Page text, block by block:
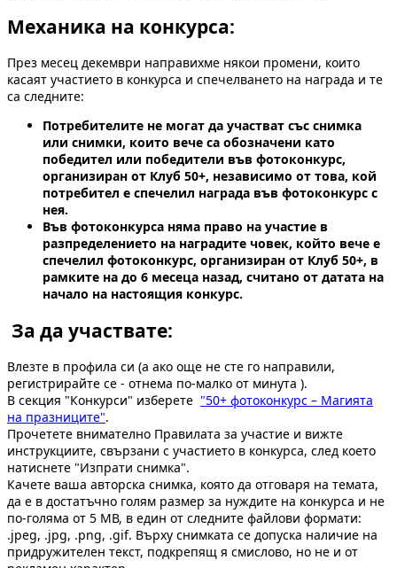
Механика на конкурса:
През месец декември направихме някои промени, които
касаят участието в конкурса и спечелването на награда и те
са следните:
Потребителите не могат да участват със снимка
или снимки, които вече са обозначени като
победител или победители във фотоконкурс,
организиран от Клуб 50+, независимо от това, кой
потребител е спечелил награда във фотоконкурс с
нея.
Във фотоконкурса няма право на участие в
разпределението на наградите човек, който вече е
спечелил фотоконкурс, организиран от Клуб 50+, в
рамките на до 6 месеца назад, считано от датата на
начало на настоящия конкурс.
За да участвате:
Влезте в профила си (а ако още не сте го направили,
регистрирайте се - отнема по-малко от минута ).
В секция "Конкурси" изберете "50+ фотоконкурс – Магията
на празниците".
Прочетете внимателно Правилата за участие и вижте
инструкциите, свързани с участието в конкурса, след което
натиснете "Изпрати снимка".
Качете ваша авторска снимка, която да отговаря на темата,
да е в достатъчно голям размер за нуждите на конкурса и не
по-голяма от 5 МВ, в един от следните файлови формати:
.jpeg, .jpg, .png, .gif. Върху снимката се допуска наличие на
придружителен текст, подкрепящ я смислово, но не и от